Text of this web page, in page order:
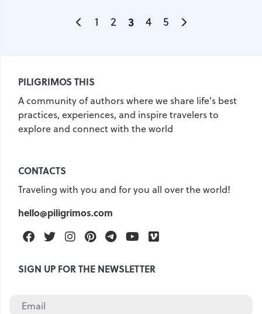
1 2 3 4 5
PILIGRIMOS THIS
A community of authors where we share life's best
practices, experiences, and inspire travelers to
explore and connect with the world
CONTACTS
Traveling with you and for you all over the world!
hello@piligrimos.com
FacebookTwitterInstagramPinterestTelegramYoutube
SIGN UP FOR THE NEWSLETTER